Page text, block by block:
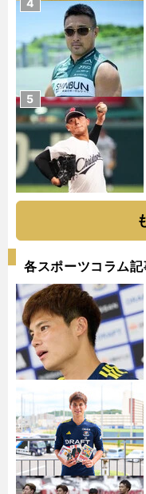
4
5
各スポーツコラム記